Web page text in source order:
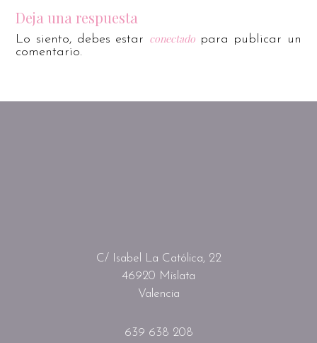
Deja una respuesta
Lo siento, debes estar conectadopara publicar un
comentario.
C/ Isabel La Católica, 22
46920 Mislata
Valencia
639 638 208